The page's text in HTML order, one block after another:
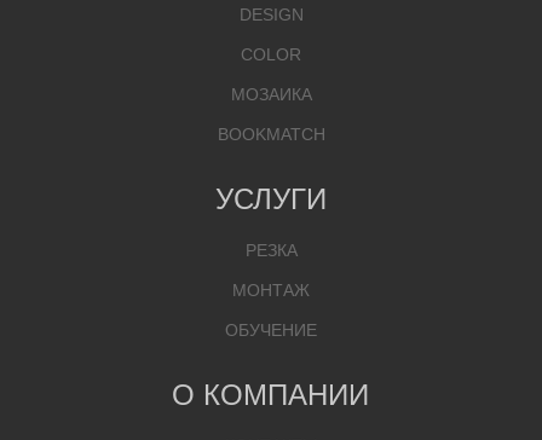
DESIGN
COLOR
МОЗАИКА
BOOKMATCH
УСЛУГИ
РЕЗКА
МОНТАЖ
ОБУЧЕНИЕ
О КОМПАНИИ